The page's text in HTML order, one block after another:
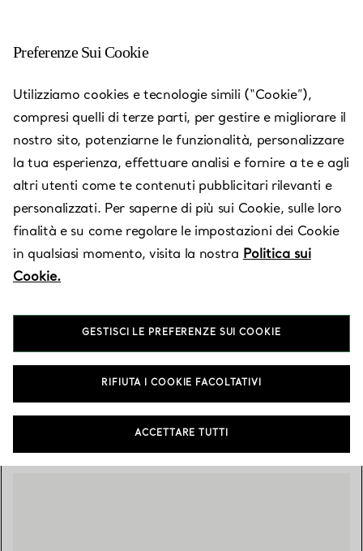
Paris - La Samaritaine
Aperto oggi fino alle 20:00
RICHIEDI UN APPUNTAMENTO
Servizi disponibili
9 Rue de la Monnaie, Paris, Ile-de-France,FR 75001
Vieni a trovarci
Preferenze Sui Cookie
Utilizziamo cookies e tecnologie simili (“Cookie”),
compresi quelli di terze parti, per gestire e migliorare il
nostro sito, potenziarne le funzionalità, personalizzare
la tua esperienza, effettuare analisi e fornire a te e agli
altri utenti come te contenuti pubblicitari rilevanti e
personalizzati. Per saperne di più sui Cookie, sulle loro
finalità e su come regolare le impostazioni dei Cookie
in qualsiasi momento, visita la nostra Politica sui
Cookie.
GESTISCI LE PREFERENZE SUI COOKIE
RIFIUTA I COOKIE FACOLTATIVI
ACCETTARE TUTTI